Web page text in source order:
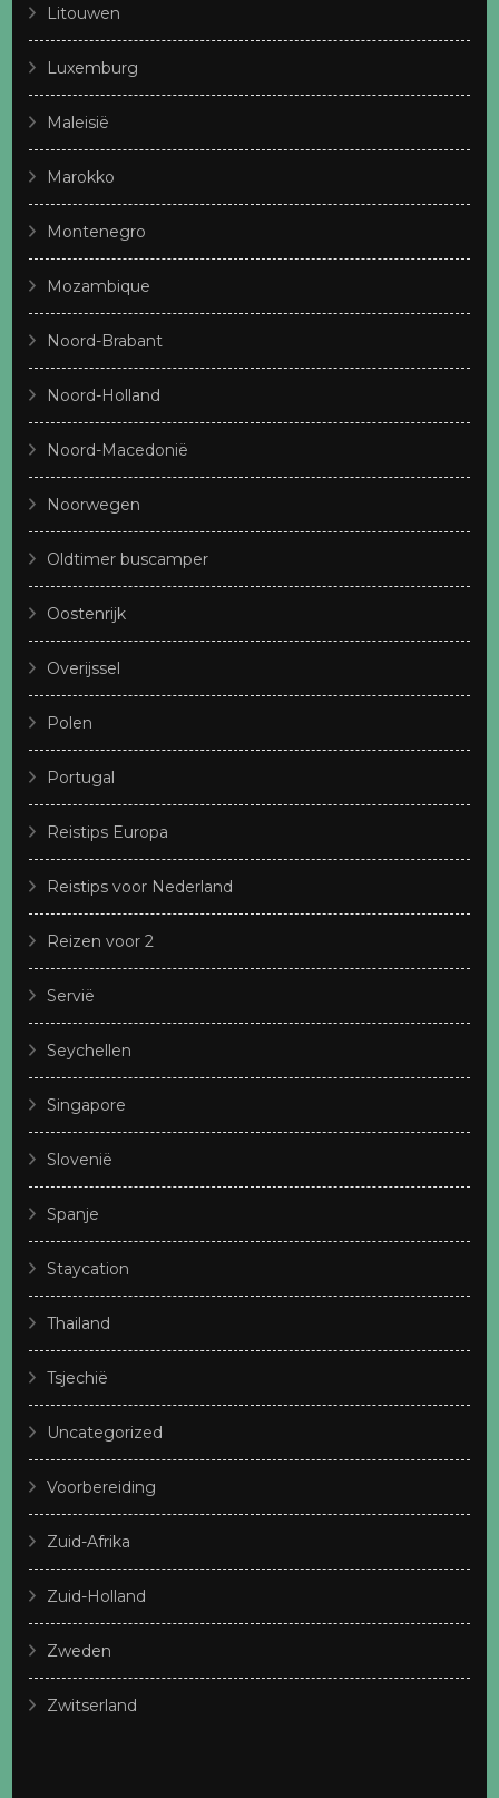
Litouwen
Luxemburg
Maleisië
Marokko
Montenegro
Mozambique
Noord-Brabant
Noord-Holland
Noord-Macedonië
Noorwegen
Oldtimer buscamper
Oostenrijk
Overijssel
Polen
Portugal
Reistips Europa
Reistips voor Nederland
Reizen voor 2
Servië
Seychellen
Singapore
Slovenië
Spanje
Staycation
Thailand
Tsjechië
Uncategorized
Voorbereiding
Zuid-Afrika
Zuid-Holland
Zweden
Zwitserland